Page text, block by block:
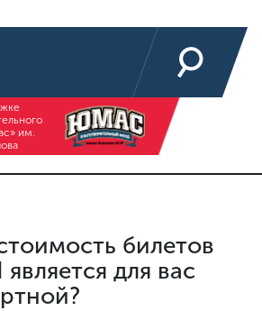
им.
билетов
для вас